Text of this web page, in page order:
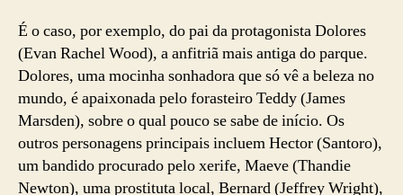
É o caso, por exemplo, do pai da protagonista Dolores
(Evan Rachel Wood), a anfitriã mais antiga do parque.
Dolores, uma mocinha sonhadora que só vê a beleza no
mundo, é apaixonada pelo forasteiro Teddy (James
Marsden), sobre o qual pouco se sabe de início. Os
outros personagens principais incluem Hector (Santoro),
um bandido procurado pelo xerife, Maeve (Thandie
Newton), uma prostituta local, Bernard (Jeffrey Wright),